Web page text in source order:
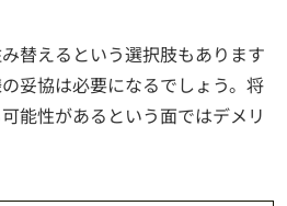
替えるという選択肢もあります
妥協は必要になるでしょう。将
能性があるという面ではデメリ